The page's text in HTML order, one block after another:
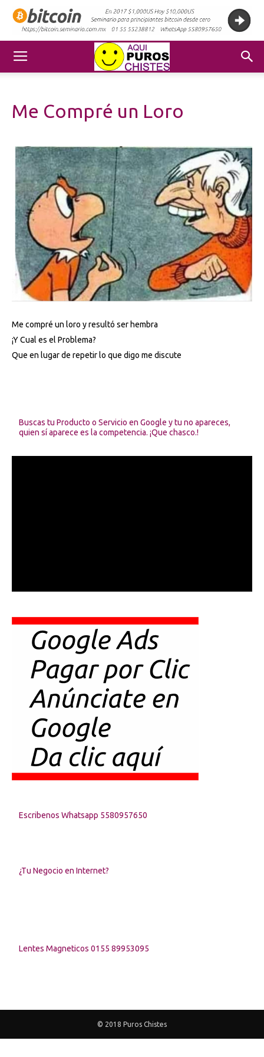
Me Compré un Loro
Me compré un loro y resultó ser hembra
¡Y Cual es el Problema?
Que en lugar de repetir lo que digo me discute
Buscas tu Producto o Servicio en Google y tu no apareces,
quien sí aparece es la competencia. ¡Que chasco.!
Escribenos Whatsapp 5580957650
¿Tu Negocio en Internet?
Lentes Magneticos 0155 89953095
© 2018 Puros Chistes